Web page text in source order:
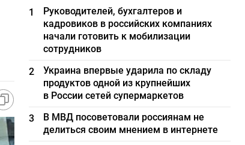
1
Руководителей, бухгалтеров и
кадровиков в российских компаниях
начали готовить к мобилизации
сотрудников
2
Украина впервые ударила по складу
продуктов одной из крупнейших
в России сетей супермаркетов
3
В МВД посоветовали россиянам не
делиться своим мнением в интернете